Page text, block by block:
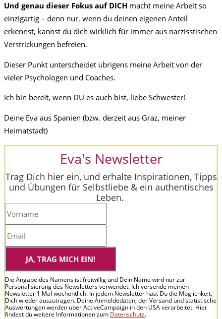
Und genau dieser Fokus auf DICH macht meine Arbeit so
einzigartig – denn nur, wenn du deinen eigenen Anteil
erkennst, kannst du dich wirklich für immer aus narzisstischen
Verstrickungen befreien.
Dieser Punkt unterscheidet übrigens meine Arbeit von der
vieler Psychologen und Coaches.
Ich bin bereit, wenn DU es auch bist, liebe Schwester!
Deine Eva aus Spanien (bzw. derzeit aus Graz, meiner
Heimatstadt)
Eva's Newsletter
Trag Dich hier ein, und erhalte Inspirationen, Tipps
und Übungen für Selbstliebe & ein authentisches
Leben.
JA, TRAG MICH EIN!
Die Angabe des Namens ist freiwillig und Dein Name wird nur zur
Personalisierung des Newsletters verwendet. Ich versende meinen
Newsletter 1 Mal wöchentlich. In jedem Newsletter hast Du die Möglichkeit,
Dich wieder auszutragen. Deine Anmeldedaten, der Versand und statistische
Auswertungen werden über ActiveCampaign in den USA verarbeitet. Hier
findest du weitere Informationen zum Datenschutz.